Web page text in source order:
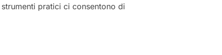
pratici ci consentono di
– LEZIONE A SAPRI”